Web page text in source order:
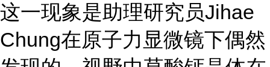
这一现象是助理研究员Jihae
Chung在原子力显微镜下偶然